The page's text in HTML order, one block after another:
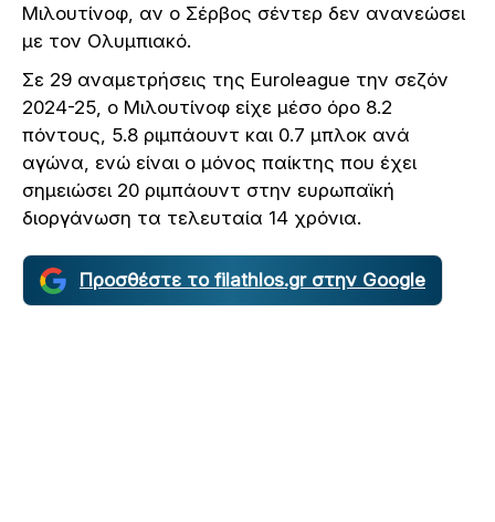
Μιλουτίνοφ, αν ο Σέρβος σέντερ δεν ανανεώσει
με τον Ολυμπιακό.
Σε 29 αναμετρήσεις της Euroleague την σεζόν
2024-25, ο Μιλουτίνοφ είχε μέσο όρο 8.2
πόντους, 5.8 ριμπάουντ και 0.7 μπλοκ ανά
αγώνα, ενώ είναι ο μόνος παίκτης που έχει
σημειώσει 20 ριμπάουντ στην ευρωπαϊκή
διοργάνωση τα τελευταία 14 χρόνια.
Προσθέστε το filathlos.gr στην Google